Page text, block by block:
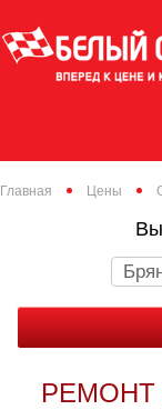
Главная Цены
РЕМОНТ